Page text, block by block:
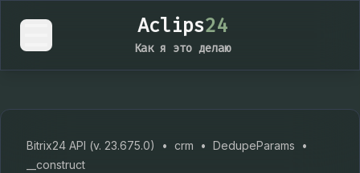
Aclips24
Как я это делаю
Bitrix24 API (v. 23.675.0) • crm • DedupeParams
•
__construct